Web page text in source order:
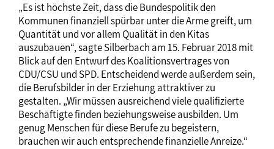
„Es ist höchste Zeit, dass die Bundespolitik den
Kommunen finanziell spürbar unter die Arme greift, um
Quantität und vor allem Qualität in den Kitas
auszubauen“, sagte Silberbach am 15. Februar 2018 mit
Blick auf den Entwurf des Koalitionsvertrages von
CDU/CSU und SPD. Entscheidend werde außerdem sein,
die Berufsbilder in der Erziehung attraktiver zu
gestalten. „Wir müssen ausreichend viele qualifizierte
Beschäftigte finden beziehungsweise ausbilden. Um
genug Menschen für diese Berufe zu begeistern,
brauchen wir auch entsprechende finanzielle Anreize.“